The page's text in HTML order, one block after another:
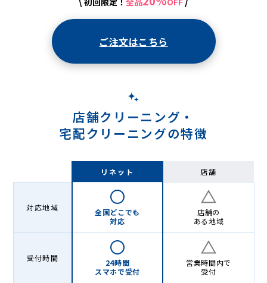
ご注文はこちら
店舗クリーニング・
宅配クリーニングの特徴
リネット 店舗
対応地域
全国どこでも
対応
店舗の
ある地域
受付時間
24時間
スマホで受付
営業時間内で
受付